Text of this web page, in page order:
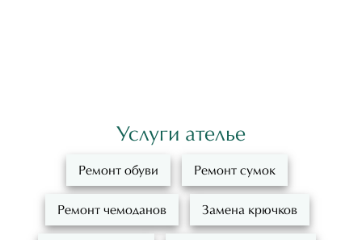
Услуги ателье
Ремонт обуви Ремонт сумок
Ремонт чемоданов Замена крючков